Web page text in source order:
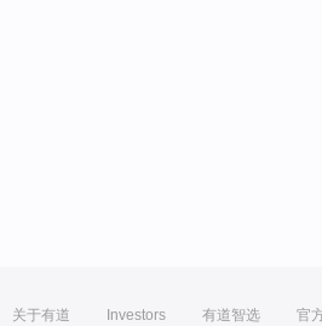
关于有道 Investors 有道智选 官